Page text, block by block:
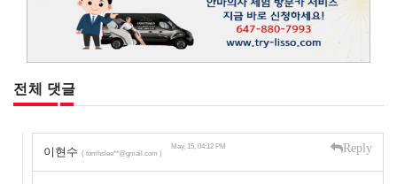
전체 댓글
이현수 ( tomhslee**@gmail.com )
May, 15, 04:12 PM Reply